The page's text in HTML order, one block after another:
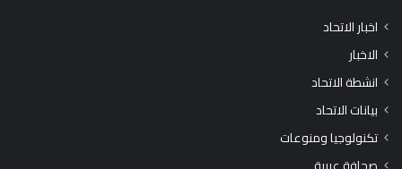
اخبار الاتحاد
الاخبار
انشطة الاتحاد
بيانات الاتحاد
تكنولوجيا ومنوعات